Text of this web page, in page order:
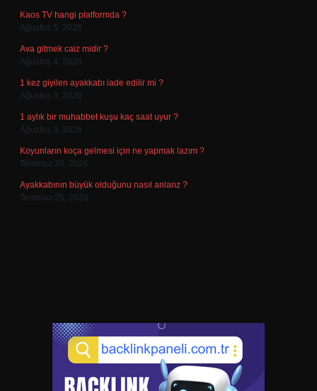
Kaos TV hangi platformda ?
Ağustos 5, 2026
Ava gitmek caiz midir ?
Ağustos 4, 2026
1 kez giyilen ayakkabı iade edilir mi ?
Ağustos 3, 2026
1 aylık bir muhabbet kuşu kaç saat uyur ?
Ağustos 3, 2026
Koyunların koça gelmesi için ne yapmak lazım ?
Temmuz 26, 2026
Ayakkabının büyük olduğunu nasıl anlarız ?
Temmuz 25, 2026